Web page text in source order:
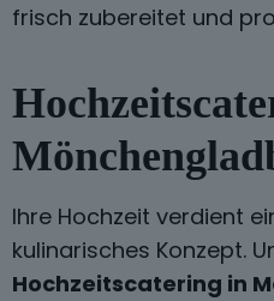
frisch zubereitet und
Ihre Hochzeit verdient
kulinarisches Konzept.
Hochzeitscatering in